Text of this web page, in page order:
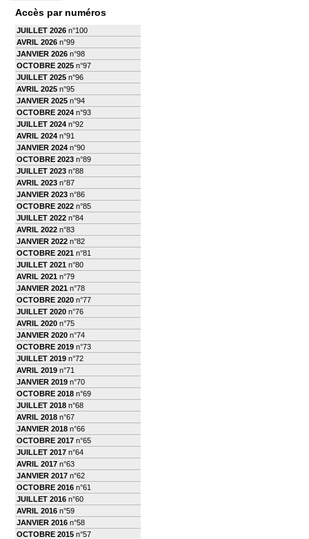
Accès par numéros
JUILLET 2026 n°100
AVRIL 2026 n°99
JANVIER 2026 n°98
OCTOBRE 2025 n°97
JUILLET 2025 n°96
AVRIL 2025 n°95
JANVIER 2025 n°94
OCTOBRE 2024 n°93
JUILLET 2024 n°92
AVRIL 2024 n°91
JANVIER 2024 n°90
OCTOBRE 2023 n°89
JUILLET 2023 n°88
AVRIL 2023 n°87
JANVIER 2023 n°86
OCTOBRE 2022 n°85
JUILLET 2022 n°84
AVRIL 2022 n°83
JANVIER 2022 n°82
OCTOBRE 2021 n°81
JUILLET 2021 n°80
AVRIL 2021 n°79
JANVIER 2021 n°78
OCTOBRE 2020 n°77
JUILLET 2020 n°76
AVRIL 2020 n°75
JANVIER 2020 n°74
OCTOBRE 2019 n°73
JUILLET 2019 n°72
AVRIL 2019 n°71
JANVIER 2019 n°70
OCTOBRE 2018 n°69
JUILLET 2018 n°68
AVRIL 2018 n°67
JANVIER 2018 n°66
OCTOBRE 2017 n°65
JUILLET 2017 n°64
AVRIL 2017 n°63
JANVIER 2017 n°62
OCTOBRE 2016 n°61
JUILLET 2016 n°60
AVRIL 2016 n°59
JANVIER 2016 n°58
OCTOBRE 2015 n°57